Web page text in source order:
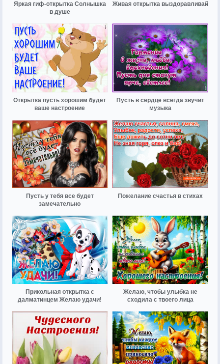
Яркая гиф-открытка Солнышка
в душе
Живая открытка выздоравливай
Открытка пусть хорошим будет
ваше настроение
Пусть в сердце всегда звучит
музыка
Пусть у тебя все будет
замечательно
Пожелание счастья в стихах
Прикольная открытка с
далматинцем Желаю удачи!
Желаю, чтобы улыбка не
сходила с твоего лица